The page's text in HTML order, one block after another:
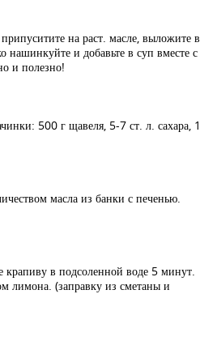
на раст. масле, выложите в
и добавьте в суп вместе с
и полезно!
500 г щавеля, 5-7 ст. л. сахара, 1
масла из банки с печенью.
крапиву в подсоленной воде 5 минут.
лимона. (заправку из сметаны и